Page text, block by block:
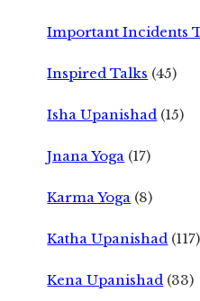
Important Incidents
Inspired Talks (45)
Isha Upanishad (15)
Jnana Yoga (17)
Karma Yoga (8)
Katha Upanishad (117)
Kena Upanishad (33)